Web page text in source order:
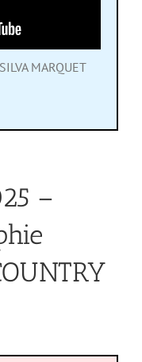
MARQUET
–